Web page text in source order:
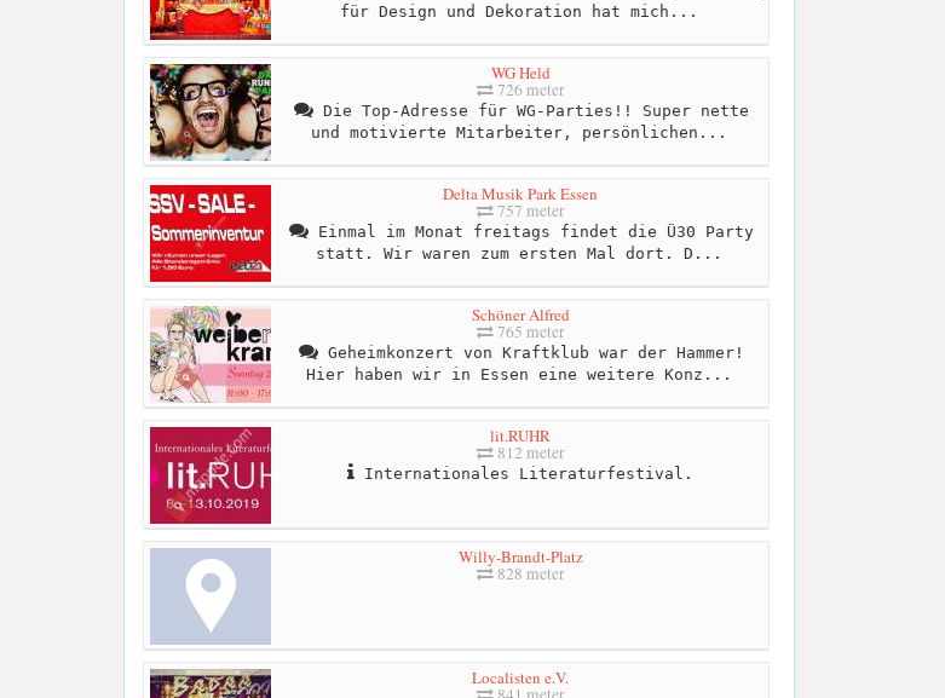
für Design und Dekoration hat mich...
WG Held
726 meter
Die Top-Adresse für WG-Parties!! Super nette
und motivierte Mitarbeiter, persönlichen...
Delta Musik Park Essen
757 meter
Einmal im Monat freitags findet die Ü30 Party
statt. Wir waren zum ersten Mal dort. D...
Schöner Alfred
765 meter
Geheimkonzert von Kraftklub war der Hammer!
Hier haben wir in Essen eine weitere Konz...
lit.RUHR
812 meter
Internationales Literaturfestival.
Willy-Brandt-Platz
828 meter
Localisten e.V.